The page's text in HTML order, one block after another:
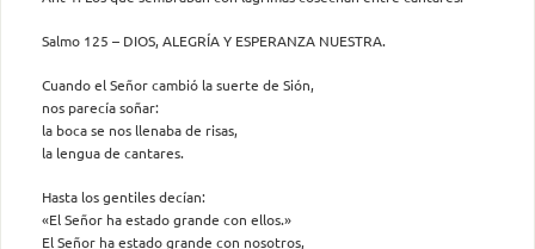
Salmo 125 – DIOS, ALEGRÍA Y ESPERANZA NUESTRA.
Cuando el Señor cambió la suerte de Sión,
nos parecía soñar:
la boca se nos llenaba de risas,
la lengua de cantares.
Hasta los gentiles decían:
«El Señor ha estado grande con ellos.»
El Señor ha estado grande con nosotros,